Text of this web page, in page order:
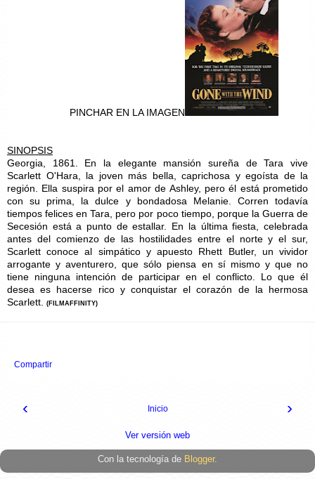
PINCHAR EN LA IMAGEN
SINOPSIS
Georgia, 1861. En la elegante mansión sureña de Tara vive
Scarlett O'Hara, la joven más bella, caprichosa y egoísta de la
región. Ella suspira por el amor de Ashley, pero él está prometido
con su prima, la dulce y bondadosa Melanie. Corren todavía
tiempos felices en Tara, pero por poco tiempo, porque la Guerra de
Secesión está a punto de estallar. En la última fiesta, celebrada
antes del comienzo de las hostilidades entre el norte y el sur,
Scarlett conoce al simpático y apuesto Rhett Butler, un vividor
arrogante y aventurero, que sólo piensa en sí mismo y que no
tiene ninguna intención de participar en el conflicto. Lo que él
desea es hacerse rico y conquistar el corazón de la hermosa
Scarlett.
(FILMAFFINITY)
Compartir
‹ ›
Inicio
Ver versión web
Con la tecnología de Blogger.